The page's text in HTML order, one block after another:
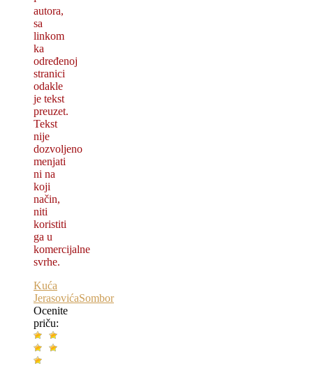
autora,
sa
linkom
ka
određenoj
stranici
odakle
je tekst
preuzet.
Tekst
nije
dozvolјeno
menjati
ni na
koji
način,
niti
koristiti
ga u
komercijalne
svrhe.
Kuća
JerasovićaSombor
Ocenite
priču: